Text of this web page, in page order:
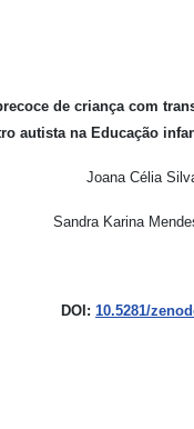
de criança com
autista na Educação
Joana Célia
Sandra Karina
DOI: 10.5281/